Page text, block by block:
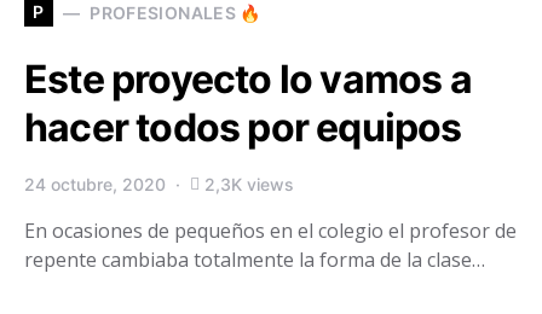
P PROFESIONALES 🔥
Este proyecto lo vamos a
hacer todos por equipos
24 octubre, 2020 2,3K views
En ocasiones de pequeños en el colegio el profesor de
repente cambiaba totalmente la forma de la clase…